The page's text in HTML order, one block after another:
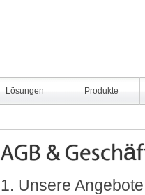
Lösungen Produkte
AGB &
1. Unsere